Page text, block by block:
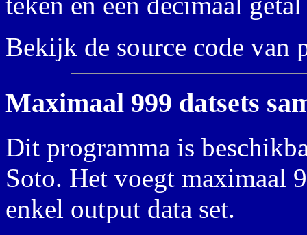
Bekijk de source code van
Maximaal 999 datsets
Dit programma is
Soto. Het voegt maximaal
enkel output data set.